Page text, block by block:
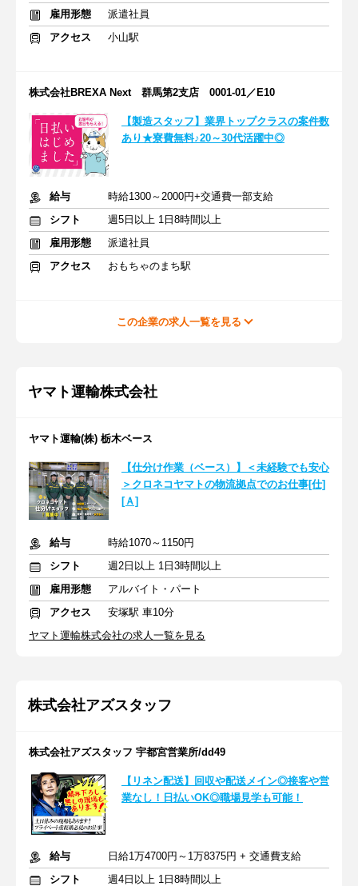
雇用形態
派遣社員
アクセス
小山駅
株式会社BREXA Next 群馬第2支店 0001-01／E10
【製造スタッフ】業界トップクラスの案件数
あり★寮費無料♪20～30代活躍中◎
給与
時給1300～2000円+交通費一部支給
シフト
週5日以上 1日8時間以上
雇用形態
派遣社員
アクセス
おもちゃのまち駅
この企業の求人一覧を見る
ヤマト運輸株式会社
ヤマト運輸(株) 栃木ベース
【仕分け作業（ベース）】＜未経験でも安心
＞クロネコヤマトの物流拠点でのお仕事[仕]
[Ａ]
給与
時給1070～1150円
シフト
週2日以上 1日3時間以上
雇用形態
アルバイト・パート
アクセス
安塚駅 車10分
ヤマト運輸株式会社の求人一覧を見る
株式会社アズスタッフ
株式会社アズスタッフ 宇都宮営業所/dd49
【リネン配送】回収や配送メイン◎接客や営
業なし！日払いOK◎職場見学も可能！
給与
日給1万4700円～1万8375円 + 交通費支給
シフト
週4日以上 1日8時間以上